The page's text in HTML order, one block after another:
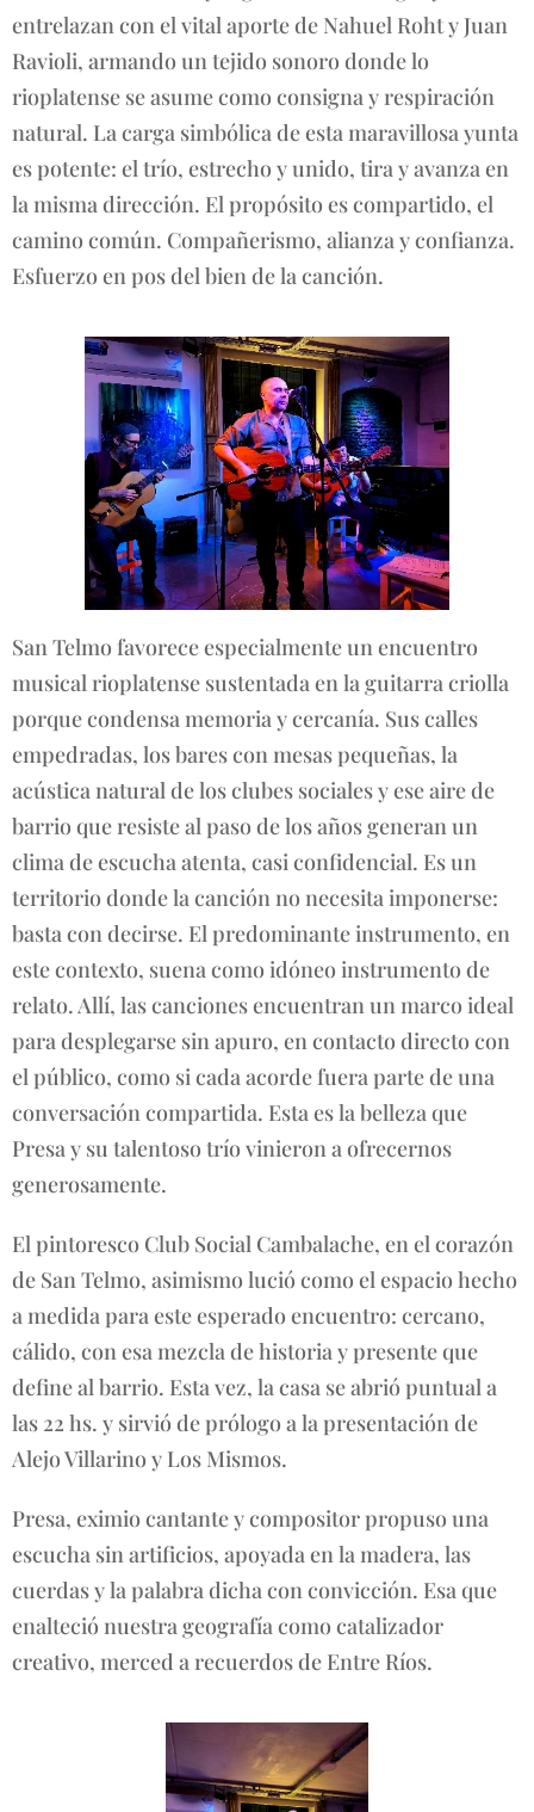
entrelazan con el vital aporte de Nahuel Roht y Juan
Ravioli, armando un tejido sonoro donde lo
rioplatense se asume como consigna y respiración
natural. La carga simbólica de esta maravillosa yunta
es potente: el trío, estrecho y unido, tira y avanza en
la misma dirección. El propósito es compartido, el
camino común. Compañerismo, alianza y confianza.
Esfuerzo en pos del bien de la canción.
San Telmo favorece especialmente un encuentro
musical rioplatense sustentada en la guitarra criolla
porque condensa memoria y cercanía. Sus calles
empedradas, los bares con mesas pequeñas, la
acústica natural de los clubes sociales y ese aire de
barrio que resiste al paso de los años generan un
clima de escucha atenta, casi confidencial. Es un
territorio donde la canción no necesita imponerse:
basta con decirse. El predominante instrumento, en
este contexto, suena como idóneo instrumento de
relato. Allí, las canciones encuentran un marco ideal
para desplegarse sin apuro, en contacto directo con
el público, como si cada acorde fuera parte de una
conversación compartida. Esta es la belleza que
Presa y su talentoso trío vinieron a ofrecernos
generosamente.
El pintoresco Club Social Cambalache, en el corazón
de San Telmo, asimismo lució como el espacio hecho
a medida para este esperado encuentro: cercano,
cálido, con esa mezcla de historia y presente que
define al barrio. Esta vez, la casa se abrió puntual a
las 22 hs. y sirvió de prólogo a la presentación de
Alejo Villarino y Los Mismos.
Presa, eximio cantante y compositor propuso una
escucha sin artificios, apoyada en la madera, las
cuerdas y la palabra dicha con convicción. Esa que
enalteció nuestra geografía como catalizador
creativo, merced a recuerdos de Entre Ríos.